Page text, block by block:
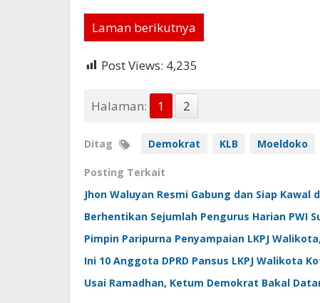
Laman berikutnya
Post Views: 4,235
Halaman: 1 2
Ditag Demokrat KLB Moeldoko
Posting Terkait
Jhon Waluyan Resmi Gabung dan Siap Kawal
Berhentikan Sejumlah Pengurus Harian PWI
Pimpin Paripurna Penyampaian LKPJ
Ini 10 Anggota DPRD Pansus LKPJ Walikota
Usai Ramadhan, Ketum Demokrat Bakal